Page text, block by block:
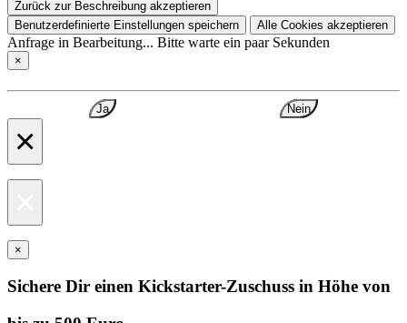
Zurück zur Beschreibung akzeptieren
Benutzerdefinierte Einstellungen speichern
Alle Cookies akzeptieren
Anfrage in Bearbeitung... Bitte warte ein paar Sekunden
×
Ja Nein
×
×
Sichere Dir einen Kickstarter-Zuschuss in Höhe von